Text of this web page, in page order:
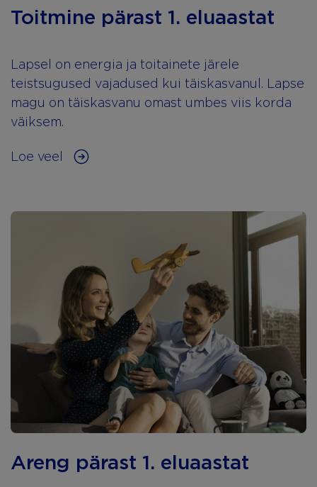
Toitmine pärast 1. eluaastat
Lapsel on energia ja toitainete järele
teistsugused vajadused kui täiskasvanul. Lapse
magu on täiskasvanu omast umbes viis korda
väiksem.
Loe veel
Areng pärast 1. eluaastat